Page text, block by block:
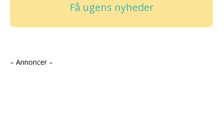
Få ugens nyheder
– Annoncer –